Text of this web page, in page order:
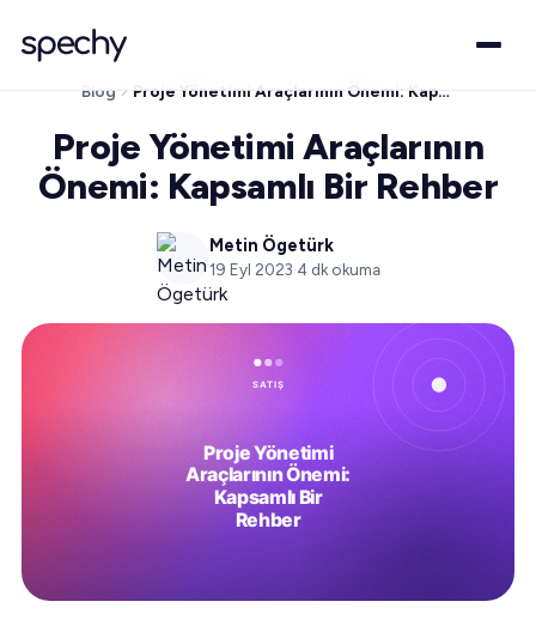
Blog Proje Yönetimi Araçlarının Önemi: Kapsamlı Bir Rehber
Proje Yönetimi Araçlarının
Önemi: Kapsamlı Bir Rehber
Metin Ögetürk
19 Eyl 2023·4 dk okuma